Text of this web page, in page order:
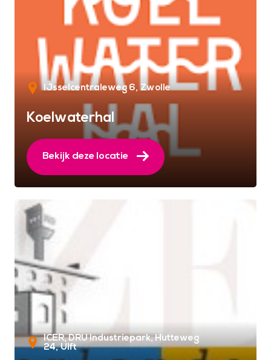
IJsselcentraleweg 6 Zwolle
Koelwaterhal
Bekijk deze locatie
ICER, DRU Industriepark, Hutteweg
24 Ulft